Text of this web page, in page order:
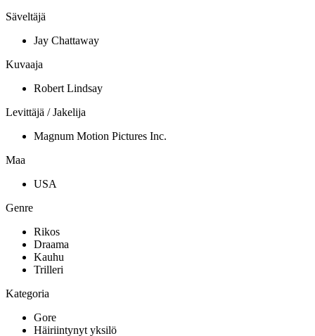
Säveltäjä
Jay Chattaway
Kuvaaja
Robert Lindsay
Levittäjä / Jakelija
Magnum Motion Pictures Inc.
Maa
USA
Genre
Rikos
Draama
Kauhu
Trilleri
Kategoria
Gore
Häiriintynyt yksilö